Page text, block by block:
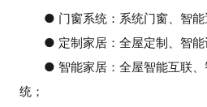
● 门窗系统：系统门窗、智能
● 定制家居：全屋定制、智能
● 智能家居：全屋智能互联
统；